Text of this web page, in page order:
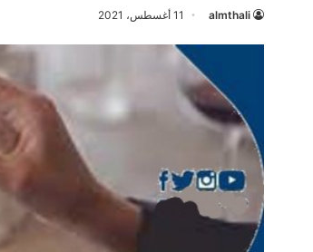
almthali 11 أغسطس، 2021